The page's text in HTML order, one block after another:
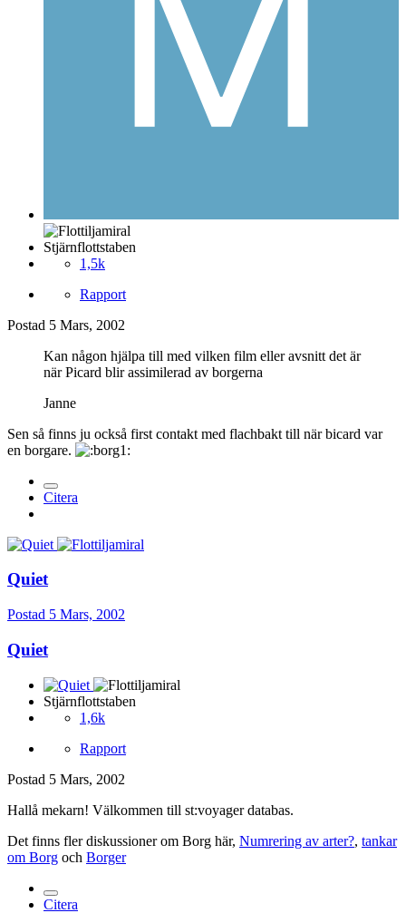
Stjärnflottstaben
1,5k
Rapport
Postad 5 Mars, 2002
Kan någon hjälpa till med vilken film eller avsnitt det är
när Picard blir assimilerad av borgerna
Janne
Sen så finns ju också first contakt med flachbakt till när bicard var
en borgare.
Citera
Quiet
Postad 5 Mars, 2002
Quiet
Stjärnflottstaben
1,6k
Rapport
Postad 5 Mars, 2002
Hallå mekarn! Välkommen till st:voyager databas.
Det finns fler diskussioner om Borg här, Numrering av arter?, tankar
om Borg och Borger
Citera